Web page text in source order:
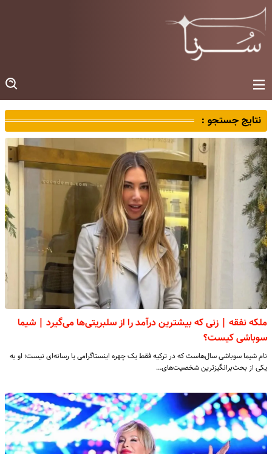
نتایج جستجو :
ملکه نفقه | زنی که بیشترین درآمد را از سلبریتی‌ها می‌گیرد | شیما
سوباشی کیست؟
نام شیما سوباشی سال‌هاست که در ترکیه فقط یک چهره اینستاگرامی یا رسانه‌ای نیست؛ او به
یکی از بحث‌برانگیزترین شخصیت‌های…